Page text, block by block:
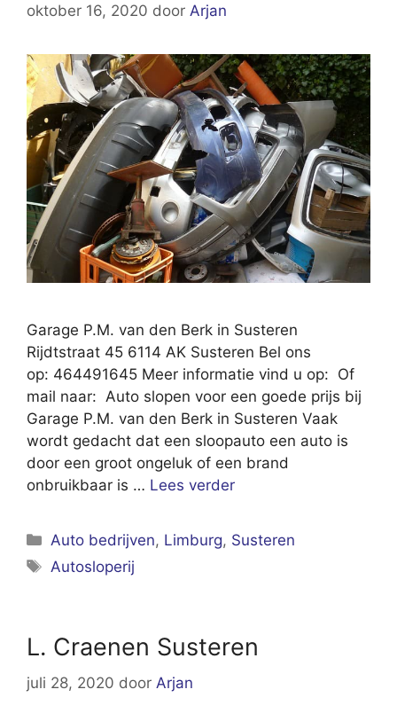
oktober 16, 2020 door Arjan
Garage P.M. van den Berk in Susteren
Rijdtstraat 45 6114 AK Susteren Bel ons
op: 464491645 Meer informatie vind u op: Of
mail naar: Auto slopen voor een goede prijs bij
Garage P.M. van den Berk in Susteren Vaak
wordt gedacht dat een sloopauto een auto is
door een groot ongeluk of een brand
onbruikbaar is … Lees verder
Categorieën
Auto bedrijven, Limburg, Susteren
Tags
Autosloperij
L. Craenen Susteren
juli 28, 2020 door Arjan